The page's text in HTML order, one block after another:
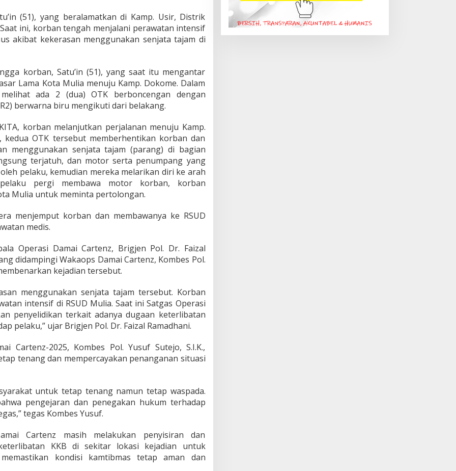
(51), yang beralamatkan di Kamp. Usir, Distrik
ini, korban tengah menjalani perawatan intensif
akibat kekerasan menggunakan senjata tajam di
korban, Satu’in (51), yang saat itu mengantar
Lama Kota Mulia menuju Kamp. Dokome. Dalam
ada 2 (dua) OTK berboncengan dengan
berwarna biru mengikuti dari belakang.
korban melanjutkan perjalanan menuju Kamp.
kedua OTK tersebut memberhentikan korban dan
menggunakan senjata tajam (parang) di bagian
terjatuh, dan motor serta penumpang yang
pelaku, kemudian mereka melarikan diri ke arah
pergi membawa motor korban, korban
Mulia untuk meminta pertolongan.
menjemput korban dan membawanya ke RSUD
medis.
Operasi Damai Cartenz, Brigjen Pol. Dr. Faizal
didampingi Wakaops Damai Cartenz, Kombes Pol.
kejadian tersebut.
menggunakan senjata tajam tersebut. Korban
intensif di RSUD Mulia. Saat ini Satgas Operasi
penyelidikan terkait adanya dugaan keterlibatan
pelaku,” ujar Brigjen Pol. Dr. Faizal Ramadhani.
Cartenz-2025, Kombes Pol. Yusuf Sutejo, S.I.K.,
tenang dan mempercayakan penanganan situasi
untuk tetap tenang namun tetap waspada.
pengejaran dan penegakan hukum terhadap
tegas Kombes Yusuf.
Cartenz masih melakukan penyisiran dan
KKB di sekitar lokasi kejadian untuk
kondisi kamtibmas tetap aman dan